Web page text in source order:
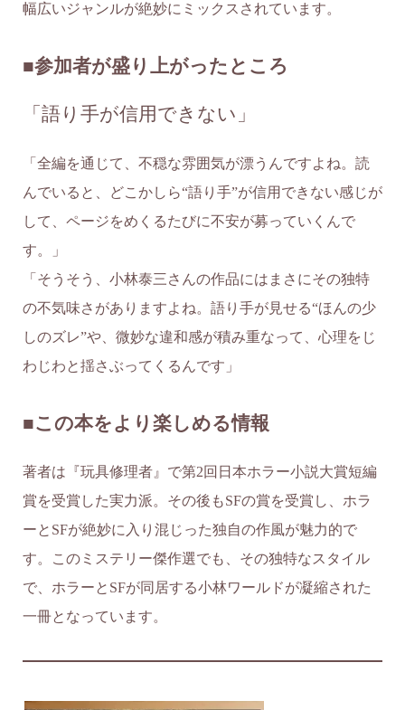
幅広いジャンルが絶妙にミックスされています。
■参加者が盛り上がったところ
「語り手が信用できない」
「全編を通じて、不穏な雰囲気が漂うんですよね。読
んでいると、どこかしら“語り手”が信用できない感じが
して、ページをめくるたびに不安が募っていくんで
す。」
「そうそう、小林泰三さんの作品にはまさにその独特
の不気味さがありますよね。語り手が見せる“ほんの少
しのズレ”や、微妙な違和感が積み重なって、心理をじ
わじわと揺さぶってくるんです」
■この本をより楽しめる情報
著者は『玩具修理者』で第2回日本ホラー小説大賞短編
賞を受賞した実力派。その後もSFの賞を受賞し、ホラ
ーとSFが絶妙に入り混じった独自の作風が魅力的で
す。このミステリー傑作選でも、その独特なスタイル
で、ホラーとSFが同居する小林ワールドが凝縮された
一冊となっています。